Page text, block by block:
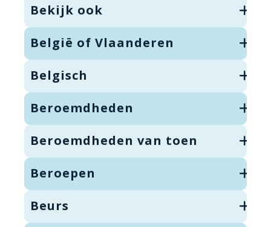
Bekijk ook
België of Vlaanderen
Belgisch
Beroemdheden
Beroemdheden van toen
Beroepen
Beurs